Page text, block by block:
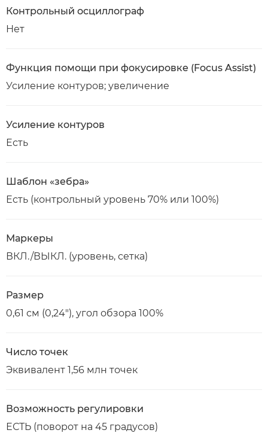
Контрольный осциллограф
Нет
Функция помощи при фокусировке (Focus Assist)
Усиление контуров; увеличение
Усиление контуров
Есть
Шаблон «зебра»
Есть (контрольный уровень 70% или 100%)
Маркеры
ВКЛ./ВЫКЛ. (уровень, сетка)
Размер
0,61 см (0,24"), угол обзора 100%
Число точек
Эквивалент 1,56 млн точек
Возможность регулировки
ЕСТЬ (поворот на 45 градусов)